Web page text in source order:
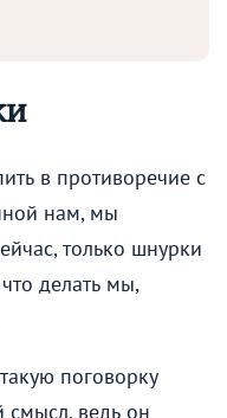
в противоречие с
нам, мы
только шнурки
делать мы,
поговорку
ведь он